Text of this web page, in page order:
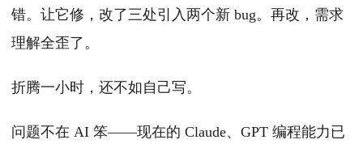
错。让它修，改了三处引入两个新 bug。再改，需求
理解全歪了。
折腾一小时，还不如自己写。
问题不在 AI 笨——现在的 Claude、GPT 编程能力已